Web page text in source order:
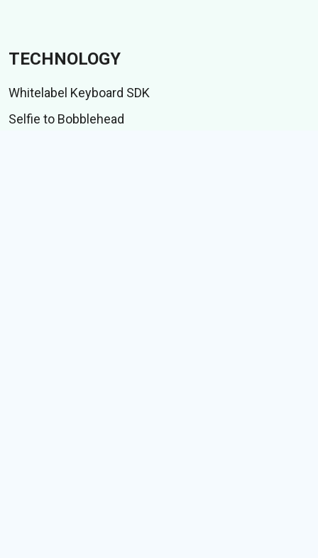
TECHNOLOGY
Whitelabel Keyboard SDK
Selfie to Bobblehead